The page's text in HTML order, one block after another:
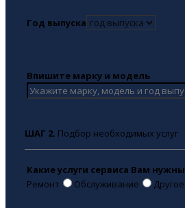
Год выпуска
Впишите марку и модель
ШАГ 2. Подбор необходимых услуг
Какие услуги сервиса Вам нужны
Ремонт
Обслуживание Другое